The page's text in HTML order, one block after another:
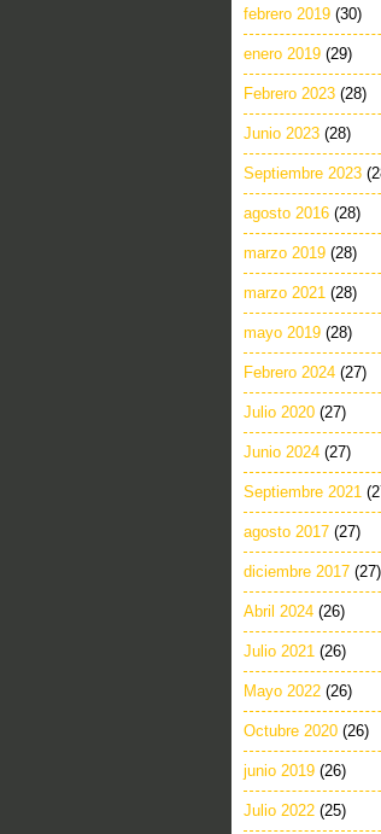
febrero 2019 (30)
enero 2019 (29)
Febrero 2023 (28)
Junio 2023 (28)
Septiembre 2023
agosto 2016 (28)
marzo 2019 (28)
marzo 2021 (28)
mayo 2019 (28)
Febrero 2024 (27)
Julio 2020 (27)
Junio 2024 (27)
Septiembre 2021
agosto 2017 (27)
diciembre 2017 (27)
Abril 2024 (26)
Julio 2021 (26)
Mayo 2022 (26)
Octubre 2020 (26)
junio 2019 (26)
Julio 2022 (25)